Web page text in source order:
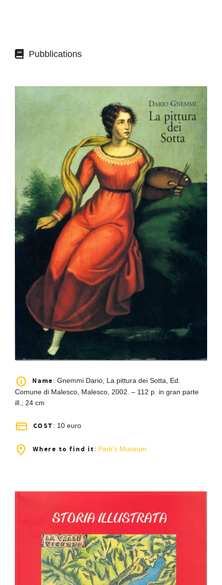
Pubblications
Name: Gnemmi Dario, La pittura dei Sotta, Ed.
Comune di Malesco, Malesco, 2002. – 112 p. in gran parte
ill.; 24 cm
COST: 10 euro
Where to find it: Park’s Museum